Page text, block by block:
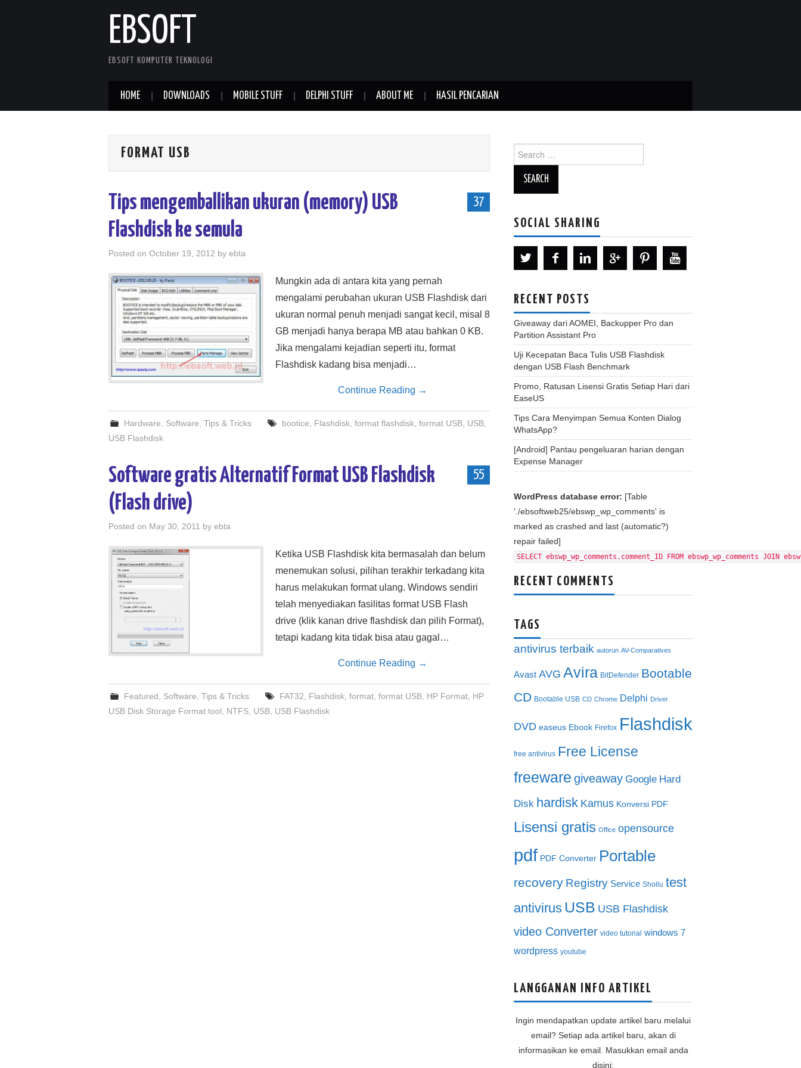
EBSOFT
EBSOFT KOMPUTER TEKNOLOGI
HOME DOWNLOADS MOBILE STUFF DELPHI STUFF ABOUT ME HASIL PENCARIAN
FORMAT USB
37
Tips mengemballikan ukuran (memory) USB
Flashdisk ke semula
Posted on October 19, 2012 by ebta
Mungkin ada di antara kita yang pernah
mengalami perubahan ukuran USB Flashdisk dari
ukuran normal penuh menjadi sangat kecil, misal 8
GB menjadi hanya berapa MB atau bahkan 0 KB.
Jika mengalami kejadian seperti itu, format
Flashdisk kadang bisa menjadi…
Continue Reading →
Hardware Software ,Tips & Tricks bootice Flashdisk, format flashdisk, format USB, USB,
USB Flashdisk
55
Software gratis Alternatif Format USB Flashdisk
(Flash drive)
Posted on May 30, 2011 by ebta
Ketika USB Flashdisk kita bermasalah dan belum
menemukan solusi, pilihan terakhir terkadang kita
harus melakukan format ulang. Windows sendiri
telah menyediakan fasilitas format USB Flash
drive (klik kanan drive flashdisk dan pilih Format),
tetapi kadang kita tidak bisa atau gagal…
Continue Reading →
Featured Software ,Tips & Tricks FAT32 Flashdisk, format, format USB, HP Format, HP
USB Disk Storage Format tool
NTFS USB USB Flashdisk
for:
SOCIAL SHARING
RECENT POSTS
Giveaway dari AOMEI, Backupper Pro dan
Partition Assistant Pro
Uji Kecepatan Baca Tulis USB Flashdisk
dengan USB Flash Benchmark
Promo, Ratusan Lisensi Gratis Setiap Hari dari
EaseUS
Tips Cara Menyimpan Semua Konten Dialog
WhatsApp?
[Android] Pantau pengeluaran harian dengan
Expense Manager
WordPress database error: [Table
'./ebsoftweb25/ebswp_wp_comments' is
marked as crashed and last (automatic?)
repair failed]
SELECT ebswp_wp_comments.comment_ID FROM ebswp_wp_comments
RECENT COMMENTS
TAGS
antivirus terbaik autorun AV-Comparatives
Avast AVG Avira BitDefender Bootable
CD Bootable USB CD Chrome Delphi Driver
DVD easeus Ebook Firefox Flashdisk
free antivirus Free License
freeware giveaway Google Hard
Disk hardisk Kamus Konversi PDF
Lisensi gratis Office opensource
pdf PDF Converter Portable
recovery Registry Service Shollu test
antivirus USB USB Flashdisk
video Converter video tutorial windows 7
wordpress youtube
LANGGANAN INFO ARTIKEL
Ingin mendapatkan update artikel baru melalui
email? Setiap ada artikel baru, akan di
informasikan ke email. Masukkan email anda
disini: